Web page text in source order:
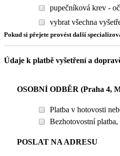
pupečníková krev -
vybrat všechna
Pokud si přejete provést další
Údaje k platbě vyšetření a
OSOBNÍ ODBĚR (Praha 4,
Platba v hotovosti
Bezhotovostní platba,
POSLAT NA ADRESU